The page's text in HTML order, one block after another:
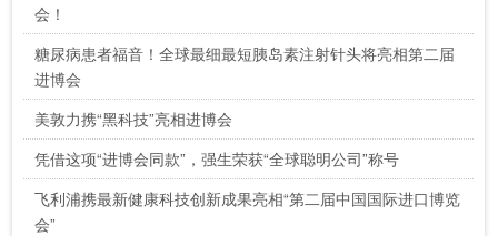
会！
糖尿病患者福音！全球最细最短胰岛素注射针头将亮相第二届
进博会
美敦力携“黑科技”亮相进博会
凭借这项“进博会同款”，强生荣获“全球聪明公司”称号
飞利浦携最新健康科技创新成果亮相“第二届中国国际进口博览
会”